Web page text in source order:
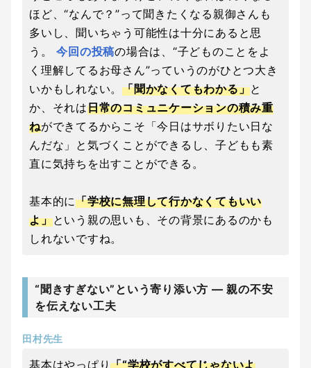
ほど、“なんで？”って聞きたくなる親御さんも
多いし、聞いちゃう可能性は十分にあると思
う。今回の投稿の場合は、“子どものことをよ
く理解してるお母さん”っていうのがひとつ大き
いかもしれない。 「聞かなくてもわかる」と
か、それは日常のコミュニケーションの積み重
ねができてるからこそ「今日はサボりたい日な
んだな」と気づくことができるし、子どもも素
直に気持ちを出すことができる。
基本的に「学校に無理して行かなくてもいい
よ」という親の思いも、その背景にあるのかも
しれないですね。
“聞きすぎない”という寄り添い方 ― 親の不安
を伝えない工夫
田村先生
基本はやっぱり「“学校がすべてじゃないよ